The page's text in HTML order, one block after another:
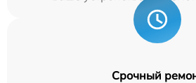
Срочный